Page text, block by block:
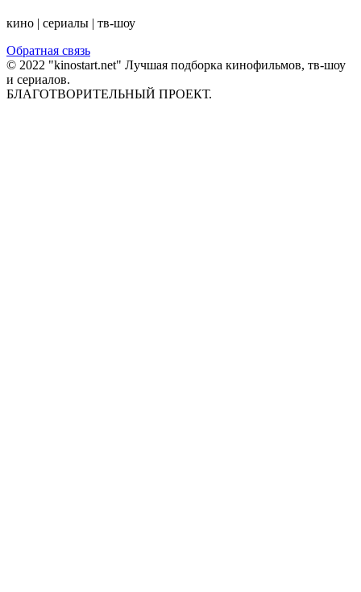
кино | сериалы | тв-шоу
Обратная связь
© 2022 "kinostart.net" Лучшая подборка кинофильмов, тв-шоу
и сериалов.
БЛАГОТВОРИТЕЛЬНЫЙ ПРОЕКТ.